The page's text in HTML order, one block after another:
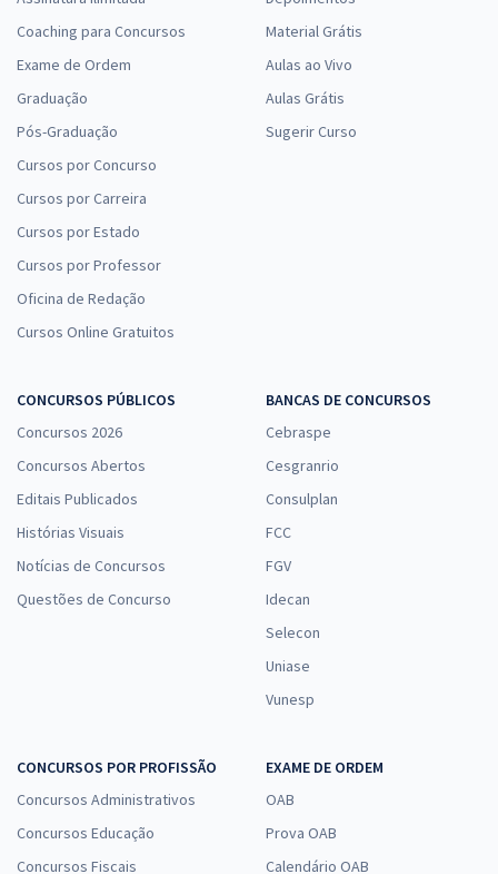
Coaching para Concursos
Exame de Ordem
Graduação
Pós-Graduação
Cursos por Concurso
Cursos por Carreira
Cursos por Estado
Cursos por Professor
Oficina de Redação
Cursos Online Gratuitos
Material Grátis
Aulas ao Vivo
Aulas Grátis
Sugerir Curso
CONCURSOS PÚBLICOS
Concursos 2026
Concursos Abertos
Editais Publicados
Histórias Visuais
Notícias de Concursos
Questões de Concurso
BANCAS DE CONCURSOS
Cebraspe
Cesgranrio
Consulplan
FCC
FGV
Idecan
Selecon
Uniase
Vunesp
CONCURSOS POR PROFISSÃO
Concursos Administrativos
Concursos Educação
Concursos Fiscais
EXAME DE ORDEM
OAB
Prova OAB
Calendário OAB